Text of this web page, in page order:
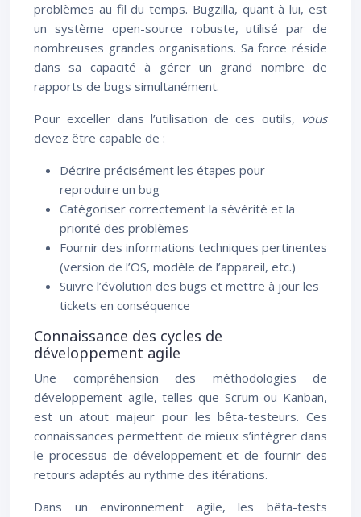
problèmes au fil du temps. Bugzilla, quant à lui, est
un système open-source robuste, utilisé par de
nombreuses grandes organisations. Sa force réside
dans sa capacité à gérer un grand nombre de
rapports de bugs simultanément.
Pour exceller dans l’utilisation de ces outils, vous
devez être capable de :
Décrire précisément les étapes pour
reproduire un bug
Catégoriser correctement la sévérité et la
priorité des problèmes
Fournir des informations techniques pertinentes
(version de l’OS, modèle de l’appareil, etc.)
Suivre l’évolution des bugs et mettre à jour les
tickets en conséquence
Connaissance des cycles de
développement agile
Une compréhension des méthodologies de
développement agile, telles que Scrum ou Kanban,
est un atout majeur pour les bêta-testeurs. Ces
connaissances permettent de mieux s’intégrer dans
le processus de développement et de fournir des
retours adaptés au rythme des itérations.
Dans un environnement agile, les bêta-tests